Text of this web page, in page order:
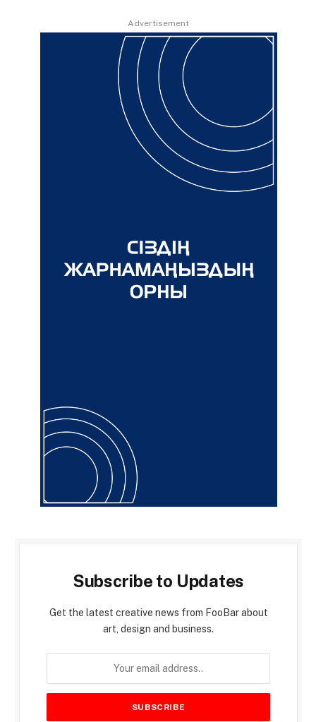
Advertisement
Subscribe to Updates
Get the latest creative news from FooBar about
art, design and business.